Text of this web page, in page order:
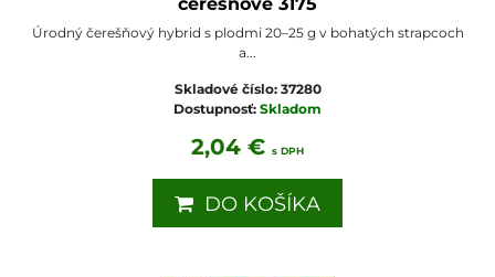
Úrodný čerešňový hybrid s plodmi 20–25 g v bohatých strapcoch
a...
Skladové číslo: 37280
Dostupnosť: Skladom
2,04 € s DPH
DO KOŠÍKA